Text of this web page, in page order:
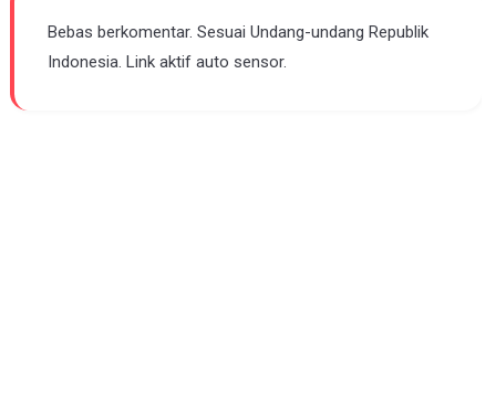
Bebas berkomentar. Sesuai Undang-undang Republik
Indonesia. Link aktif auto sensor.